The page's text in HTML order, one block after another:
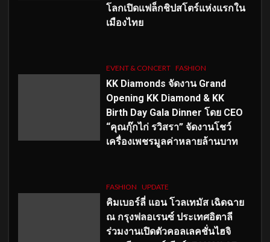
โลกเปิดแฟล็กชิปสโตร์แห่งแรกใน
เมืองไทย
EVENT & CONCERT FASHION
KK Diamonds จัดงาน Grand
Opening KK Diamond & KK
Birth Day Gala Dinner โดย CEO
“คุณกุ๊กไก่ รวิสรา” จัดงานโชว์
เครื่องเพชรมูลค่าหลายล้านบาท
FASHION UPDATE
คิมเบอร์ลี่ แอน โวลเทมัส เฉิดฉาย
ณ กรุงฟลอเรนซ์ ประเทศอิตาลี
ร่วมงานเปิดตัวคอลเลคชั่นไฮจิ